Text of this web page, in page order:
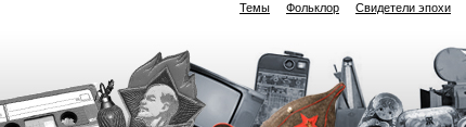
Темы Фольклор Свидетели эпохи